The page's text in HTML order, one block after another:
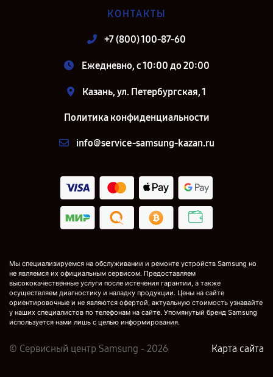
КОНТАКТЫ
+7 (800) 100-87-60
Ежедневно, с 10:00 до 20:00
Казань, ул. Петербургская, 1
Политика конфиденциальности
info@service-samsung-kazan.ru
Мы специализируемся на обслуживании и ремонте устройств Samsung но
не являемся их официальным сервисом. Предоставляем
высококачественные услуги после истечения гарантии, а также
осуществляем диагностику и наладку продукции. Цены на сайте
ориентировочные и не являются офертой, актуальную стоимость узнавайте
у наших специалистов по телефонам на сайте. Упомянутый бренд Samsung
используется нами лишь с целью информирования.
© Сервисный центр Samsung - 2026 Карта сайта